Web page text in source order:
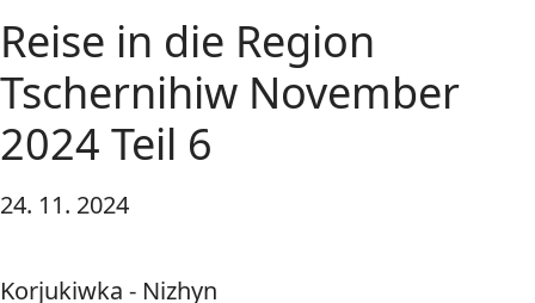
Reise in die Region
Tschernihiw November
2024 Teil 6
24. 11. 2024
Korjukiwka - Nizhyn